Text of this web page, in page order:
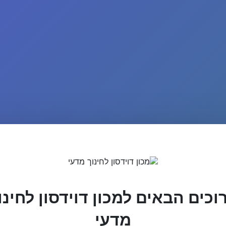
הבאים למכון דוידסון
מדעי